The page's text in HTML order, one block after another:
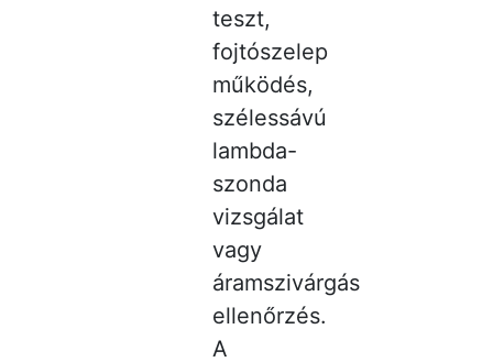
teszt,
fojtószelep
működés,
szélessávú
lambda-
szonda
vizsgálat
vagy
áramszivárgás
ellenőrzés.
A